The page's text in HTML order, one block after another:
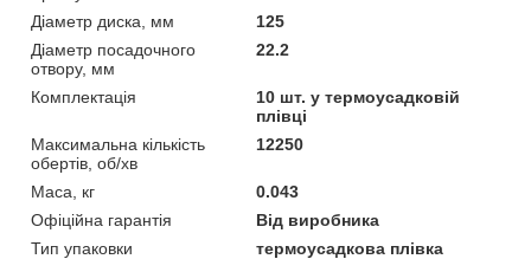
Діаметр диска, мм
125
Діаметр посадочного
отвору, мм
22.2
Комплектація
10 шт. у термоусадковій
плівці
Максимальна кількість
обертів, об/хв
12250
Маса, кг
0.043
Офіційна гарантія
Від виробника
Тип упаковки
термоусадкова плівка